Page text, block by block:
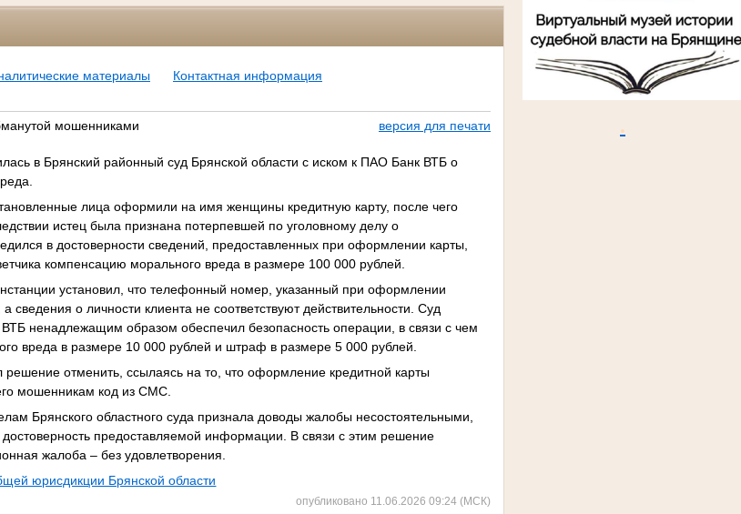
.
материалы
Контактная информация
мошенниками
версия для печати
в Брянский районный суд Брянской области с иском к ПАО Банк ВТБ о
лица оформили на имя женщины кредитную карту, после чего
истец была признана потерпевшей по уголовному делу о
в достоверности сведений, предоставленных при оформлении карты,
компенсацию морального вреда в размере 100 000 рублей.
установил, что телефонный номер, указанный при оформлении
сведения о личности клиента не соответствуют действительности. Суд
ненадлежащим образом обеспечил безопасность операции, в связи с чем
вреда в размере 10 000 рублей и штраф в размере 5 000 рублей.
отменить, ссылаясь на то, что оформление кредитной карты
мошенникам код из СМС.
Брянского областного суда признала доводы жалобы несостоятельными,
достоверность предоставляемой информации. В связи с этим решение
жалоба – без удовлетворения.
юрисдикции Брянской области
опубликовано 11.06.2026 09:24 (МСК)